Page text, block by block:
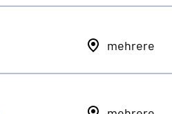
mehrere